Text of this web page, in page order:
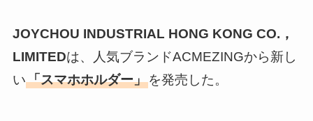
JOYCHOU INDUSTRIAL HONG KONG CO.，
LIMITEDは、人気ブランドACMEZINGから新し
い「スマホホルダー」を発売した。